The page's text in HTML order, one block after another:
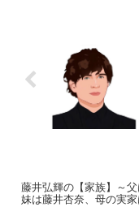
藤井弘輝の【家族】～父
妹は藤井杏奈、母の実